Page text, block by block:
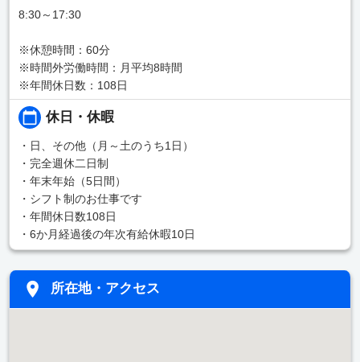
8:30～17:30
※休憩時間：60分
※時間外労働時間：月平均8時間
※年間休日数：108日
休日・休暇
・日、その他（月～土のうち1日）
・完全週休二日制
・年末年始（5日間）
・シフト制のお仕事です
・年間休日数108日
・6か月経過後の年次有給休暇10日
所在地・アクセス